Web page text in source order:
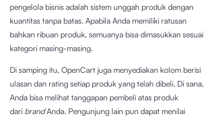
pengelola bisnis adalah sistem unggah produk dengan
kuantitas tanpa batas. Apabila Anda memiliki ratusan
bahkan ribuan produk, semuanya bisa dimasukkan sesuai
kategori masing-masing.
Di samping itu, OpenCart juga menyediakan kolom berisi
ulasan dan rating setiap produk yang telah dibeli. Di sana,
Anda bisa melihat tanggapan pembeli atas produk
dari brandAnda. Pengunjung lain pun dapat menilai